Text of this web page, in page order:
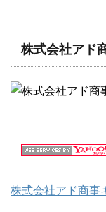
株式会社アド
株式会社アド商事